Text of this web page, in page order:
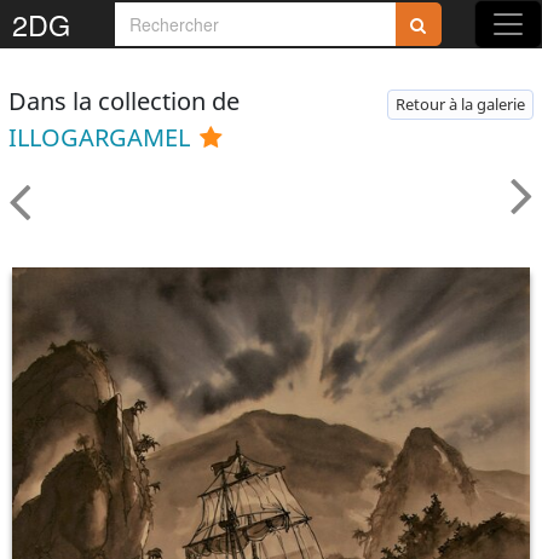
2DG
Dans la collection de
ILLOGARGAMEL
Retour à la galerie